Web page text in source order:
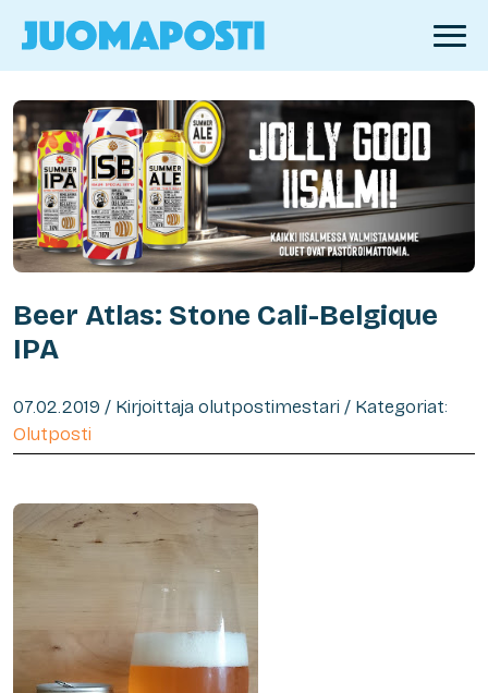
Beer Atlas: Stone Cali-Belgique
IPA
07.02.2019 / Kirjoittaja olutpostimestari / Kategoriat:
Olutposti